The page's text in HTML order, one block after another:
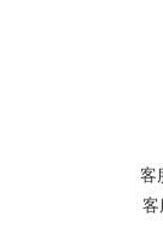
客
客